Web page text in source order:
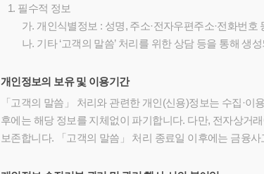
1. 필수적 정보
가. 개인식별정보 : 성명, 주소·전자우편주소·전화번호
나. 기타 ‘고객의 말씀’ 처리를 위한 상담 등을 통해 생
개인정보의 보유 및 이용기간
「고객의 말씀」 처리와 관련한 개인(신용)정보는 수집·이
후에는 해당 정보를 지체없이 파기합니다. 다만, 전자상거
보존합니다. 「고객의 말씀」 처리 종료일 이후에는 금융